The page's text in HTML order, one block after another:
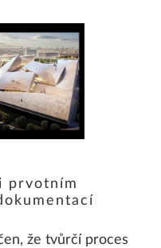
prvotním
že tvůrčí proces